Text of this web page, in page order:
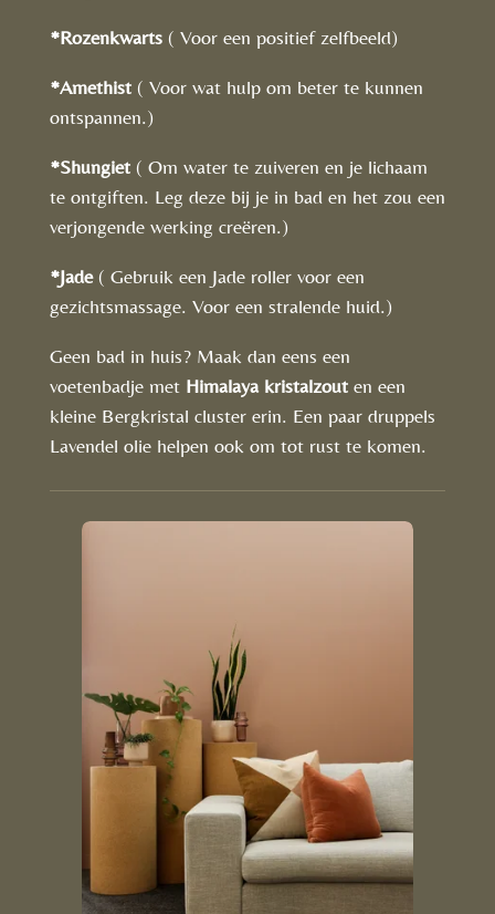
*Rozenkwarts( Voor een positief zelfbeeld)
*Amethist( Voor wat hulp om beter te kunnen
ontspannen.)
*Shungiet( Om water te zuiveren en je lichaam
te ontgiften. Leg deze bij je in bad en het zou een
verjongende werking creëren.)
*Jade( Gebruik een Jade roller voor een
gezichtsmassage. Voor een stralende huid.)
Geen bad in huis? Maak dan eens een
voetenbadje met Himalaya kristalzouten een
kleine Bergkristal cluster erin. Een paar druppels
Lavendel olie helpen ook om tot rust te komen.